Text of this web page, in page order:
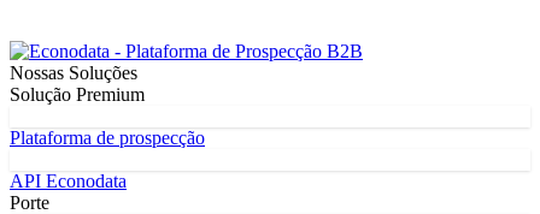
Nossas Soluções
Solução Premium
Plataforma de prospecção
API Econodata
Porte